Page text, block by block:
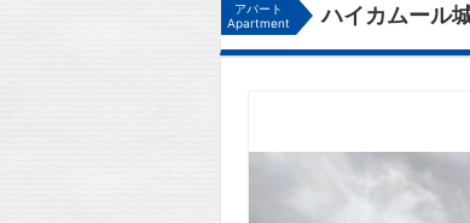
アパート
Apartment
ハイカムール